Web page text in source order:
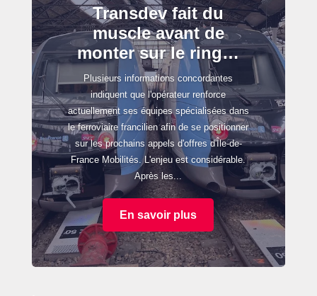
Transdev fait du
muscle avant de
monter sur le ring…
Plusieurs informations concordantes
indiquent que l'opérateur renforce
actuellement ses équipes spécialisées dans
le ferroviaire francilien afin de se positionner
sur les prochains appels d'offres d'Île-de-
France Mobilités. L'enjeu est considérable.
Après les...
En savoir plus